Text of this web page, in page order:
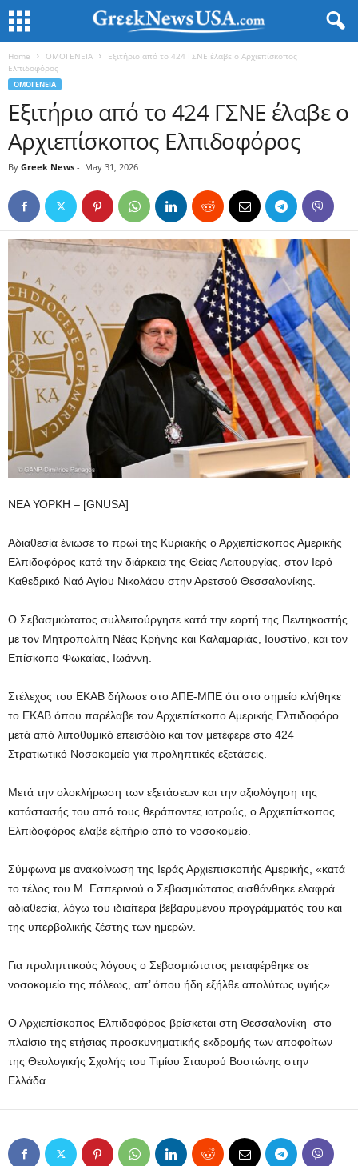
Home ΟΜΟΓΕΝΕΙΑ
Εξιτήριο από το 424 ΓΣΝΕ έλαβε ο Αρχιεπίσκοπος
Ελπιδοφόρος
ΟΜΟΓΕΝΕΙΑ
Εξιτήριο από το 424 ΓΣΝΕ έλαβε ο
Αρχιεπίσκοπος Ελπιδοφόρος
By Greek News - May 31, 2026
ΝΕΑ ΥΟΡΚΗ – [GNUSA]
Αδιαθεσία ένιωσε το πρωί της Κυριακής ο Αρχιεπίσκοπος Αμερικής
Ελπιδοφόρος κατά την διάρκεια της Θείας Λειτουργίας, στον Ιερό
Καθεδρικό Ναό Αγίου Νικολάου στην Αρετσού Θεσσαλονίκης.
Ο Σεβασμιώτατος συλλειτούργησε κατά την εορτή της Πεντηκοστής
με τον Μητροπολίτη Νέας Κρήνης και Καλαμαριάς, Ιουστίνο, και τον
Επίσκοπο Φωκαίας, Ιωάννη.
Στέλεχος του ΕΚΑΒ δήλωσε στο ΑΠΕ-ΜΠΕ ότι στο σημείο κλήθηκε
το ΕΚΑΒ όπου παρέλαβε τον Αρχιεπίσκοπο Αμερικής Ελπιδοφόρο
μετά από λιποθυμικό επεισόδιο και τον μετέφερε στο 424
Στρατιωτικό Νοσοκομείο για προληπτικές εξετάσεις.
Μετά την ολοκλήρωση των εξετάσεων και την αξιολόγηση της
κατάστασής του από τους θεράποντες ιατρούς, ο Αρχιεπίσκοπος
Ελπιδοφόρος έλαβε εξιτήριο από το νοσοκομείο.
Σύμφωνα με ανακοίνωση της Ιεράς Αρχιεπισκοπής Αμερικής, «κατά
το τέλος του M. Εσπερινού ο Σεβασμιώτατος αισθάνθηκε ελαφρά
αδιαθεσία, λόγω του ιδιαίτερα βεβαρυμένου προγράμματός του και
της υπερβολικής ζέστης των ημερών.
Για προληπτικούς λόγους ο Σεβασμιώτατος μεταφέρθηκε σε
νοσοκομείο της πόλεως, απ’ όπου ήδη εξήλθε απολύτως υγιής».
Ο Αρχιεπίσκοπος Ελπιδοφόρος βρίσκεται στη Θεσσαλονίκη στο
πλαίσιο της ετήσιας προσκυνηματικής εκδρομής των αποφοίτων
της Θεολογικής Σχολής του Τιμίου Σταυρού Βοστώνης στην
Ελλάδα.